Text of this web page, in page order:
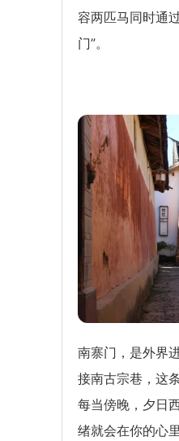
容两匹马同时通
门”。
南寨门，是外界
接南古宗巷，这
每当傍晚，夕日
绪就会在你的心